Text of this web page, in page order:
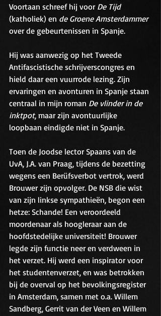
Voortaan schreef hij voor De Tijd
(katholiek) en de Groene Amsterdammer
over de gebeurtenissen in Spanje.
Hij was aanwezig op het Tweede
Antifascistische schrijverscongres en
hield daar een vuurrode lezing. Zijn
ervaringen en avonturen in Spanje staan
centraal in mijn roman De vlinder in de
inktpot, maar zijn avontuurlijke
loopbaan eindigde niet in Spanje.
Toen de Joodse lector Spaans van de
UvA, J.A. van Praag, tijdens de bezetting
wegens een Berüfsverbot vertrok, werd
Brouwer zijn opvolger. De NSB die wist
van zijn linkse sympathieën, begon een
hetze: Schande! Een veroordeeld
moordenaar als hoogleraar aan de
hoofdstedelijke universiteit! Brouwer
legde zijn functie neer en verdween in
het verzet. Hij werd een inspirator voor
het studentenverzet, en was betrokken
bij de overval op het bevolkingsregister
in Amsterdam, samen met o.a. Willem
Sandberg, Gerrit van der Veen en Willem